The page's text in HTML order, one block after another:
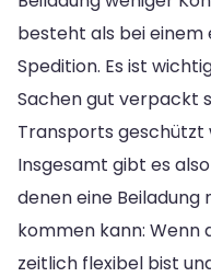
besteht als bei
Spedition. Es ist
Sachen gut verpackt
Transports geschützt
Insgesamt gibt es
denen eine
kommen kann: Wenn
zeitlich flexibel bist